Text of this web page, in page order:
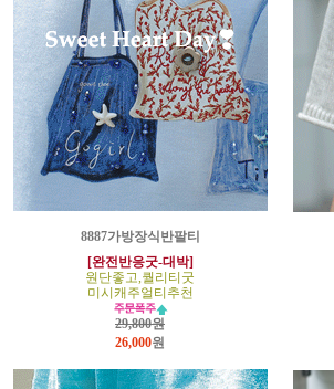
8887가방장식반팔티
[완전반응굿-대박]
원단좋고,퀄리티굿
미시캐주얼티추천
29,800원
26,000원